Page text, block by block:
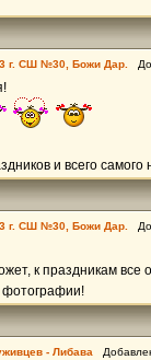
г. СШ №30, Божи Дар.
и всего самого
г. СШ №30, Божи Дар.
к праздникам все
фотографии!
- Либава